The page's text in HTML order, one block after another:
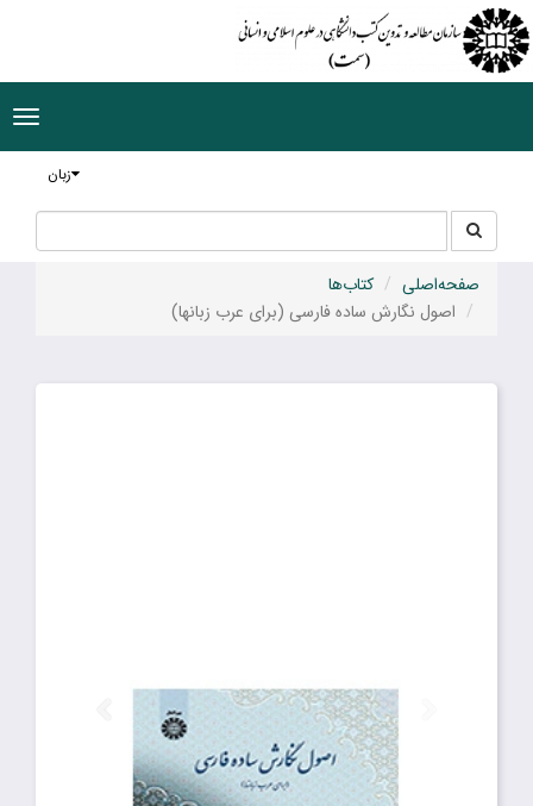
زبان
جستجو
در
سایت
صفحه‌اصلی
کتاب‌ها
اصول نگارش ساده فارسی (برای عرب زبانها)